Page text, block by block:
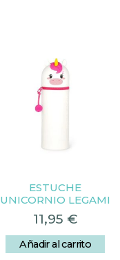
ESTUCHE
UNICORNIO LEGAMI
11,95 €
Añadir al carrito